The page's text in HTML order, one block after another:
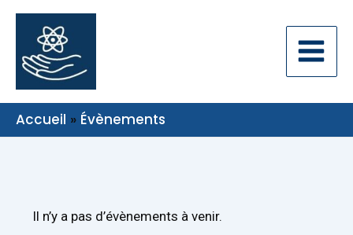
Aller
contenu
Accueil Évènements
Il n’y a pas d’évènements à venir.